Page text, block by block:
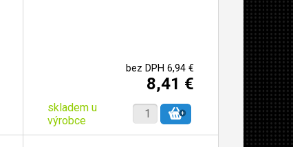
bez DPH 6,94 €
8,41 €
skladem u
výrobce